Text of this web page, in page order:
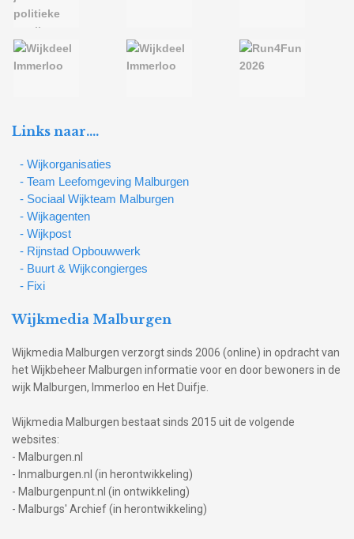
Links naar….
- Wijkorganisaties
- Team Leefomgeving Malburgen
- Sociaal Wijkteam Malburgen
- Wijkagenten
- Wijkpost
- Rijnstad Opbouwwerk
- Buurt & Wijkcongierges
- Fixi
Wijkmedia Malburgen
Wijkmedia Malburgen verzorgt sinds 2006 (online) in opdracht van
het Wijkbeheer Malburgen informatie voor en door bewoners in de
wijk Malburgen, Immerloo en Het Duifje.
Wijkmedia Malburgen bestaat sinds 2015 uit de volgende
websites:
- Malburgen.nl
- Inmalburgen.nl (in herontwikkeling)
- Malburgenpunt.nl (in ontwikkeling)
- Malburgs' Archief (in herontwikkeling)